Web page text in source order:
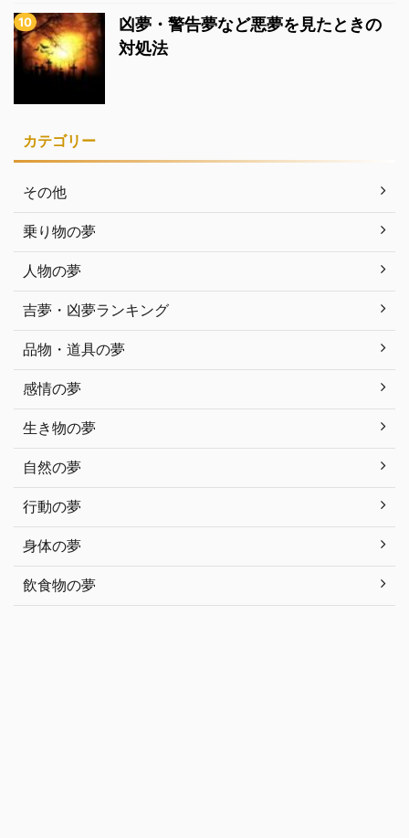
凶夢・警告夢など悪夢を見たときの
対処法
カテゴリー
その他
乗り物の夢
人物の夢
吉夢・凶夢ランキング
品物・道具の夢
感情の夢
生き物の夢
自然の夢
行動の夢
身体の夢
飲食物の夢